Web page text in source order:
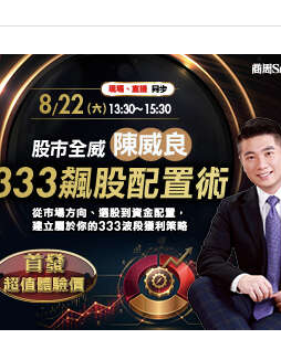
2機率淪陷！你是好男人還是渣